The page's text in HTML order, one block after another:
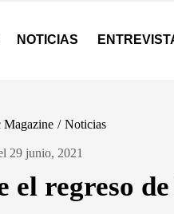
NOTICIAS
/ Noticias
29 junio, 2021
regreso